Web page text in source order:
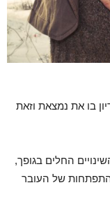
בו את נמצאת וזאת
החלים בגופך,
של העובר